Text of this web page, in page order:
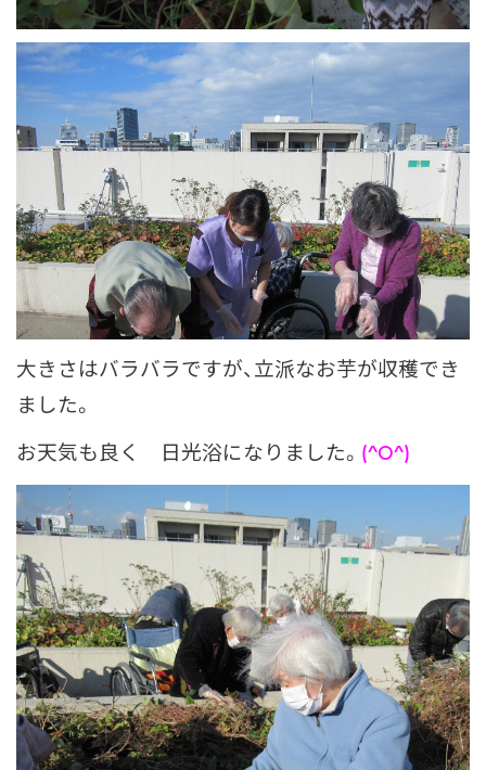
大きさはバラバラですが、立派なお芋が収穫でき
ました。
お天気も良く 日光浴になりました。 (^O^)